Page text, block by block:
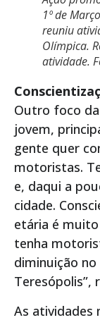
1º de
reuniu
Olímpica.
atividade.
Outro foco
jovem,
gente quer
motoristas.
e, daqui a
cidade.
etária é
tenha
diminuição
Teresópolis”,
As atividades